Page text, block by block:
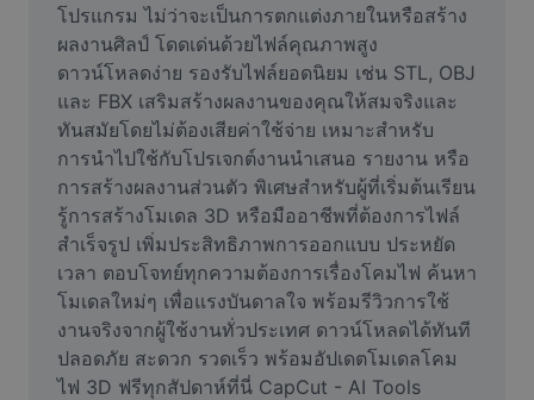
AI Text Remover
AI People Remover
AI Inpainting
Face Cutout
ลบพื้นหลังวิดีโอ
ปรับปรุงคุณภาพ
โปรแกรม ไม่ว่าจะเป็นการตกแต่งภายในหรือสร้าง
ผลงานศิลป์ โดดเด่นด้วยไฟล์คุณภาพสูง
ดาวน์โหลดง่าย รองรับไฟล์ยอดนิยม เช่น STL, OBJ
และ FBX เสริมสร้างผลงานของคุณให้สมจริงและ
ทันสมัยโดยไม่ต้องเสียค่าใช้จ่าย เหมาะสำหรับ
การนำไปใช้กับโปรเจกต์งานนำเสนอ รายงาน หรือ
การสร้างผลงานส่วนตัว พิเศษสำหรับผู้ที่เริ่มต้นเรียน
รู้การสร้างโมเดล 3D หรือมืออาชีพที่ต้องการไฟล์
สำเร็จรูป เพิ่มประสิทธิภาพการออกแบบ ประหยัด
เวลา ตอบโจทย์ทุกความต้องการเรื่องโคมไฟ ค้นหา
โมเดลใหม่ๆ เพื่อแรงบันดาลใจ พร้อมรีวิวการใช้
งานจริงจากผู้ใช้งานทั่วประเทศ ดาวน์โหลดได้ทันที
ปลอดภัย สะดวก รวดเร็ว พร้อมอัปเดตโมเดลโคม
ไฟ 3D ฟรีทุกสัปดาห์ที่นี่ CapCut - AI Tools